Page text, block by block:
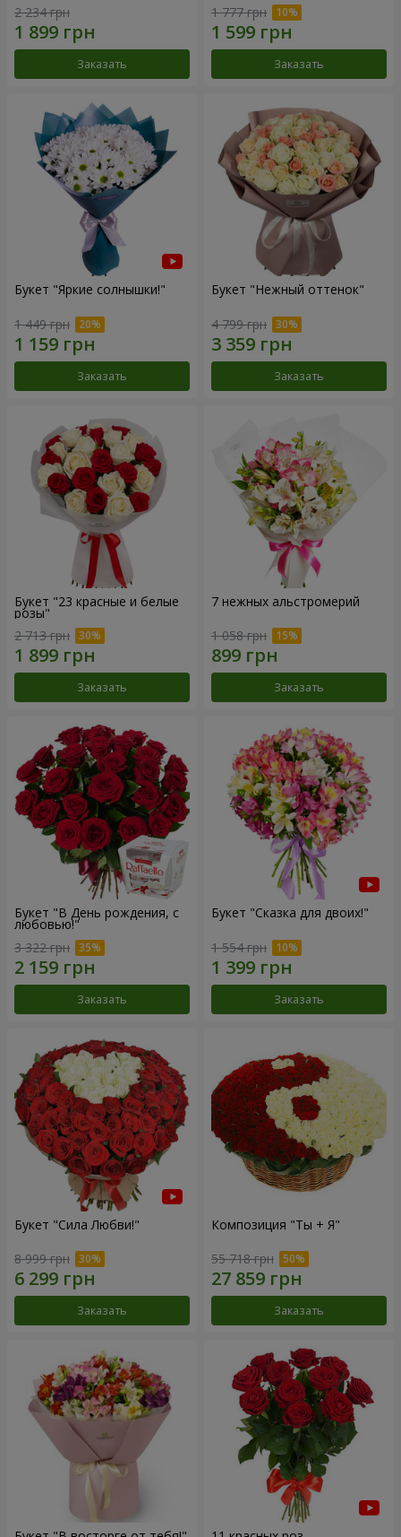
2 234 грн
Заказать
1 777 грн
Заказать
Букет "Яркие солнышки!"
1 449 грн
Заказать
Букет "Нежный оттенок"
4 799 грн
Заказать
Букет "23 красные и белые
розы"
2 713 грн
Заказать
7 нежных альстромерий
1 058 грн
Заказать
Букет "В День рождения, с
любовью!"
3 322 грн
Заказать
Букет "Сказка для двоих!"
1 554 грн
Заказать
Букет "Сила Любви!"
8 999 грн
Заказать
Композиция "Ты + Я"
55 718 грн
Заказать